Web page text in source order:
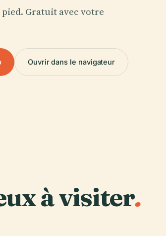
Gratuit avec votre
Ouvrir dans le navigateur
à visiter.